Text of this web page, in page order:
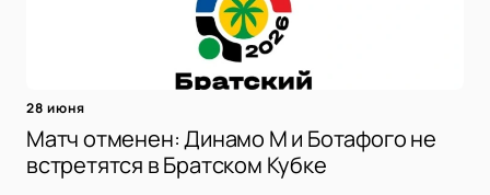
28 июня
Матч отменен: Динамо М и Ботафого не
встретятся в Братском Кубке